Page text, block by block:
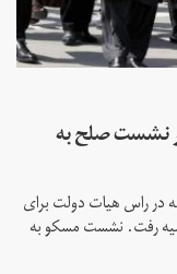
نشست صلح به
در راس هیات دولت برای
رفت. نشست مسکو به